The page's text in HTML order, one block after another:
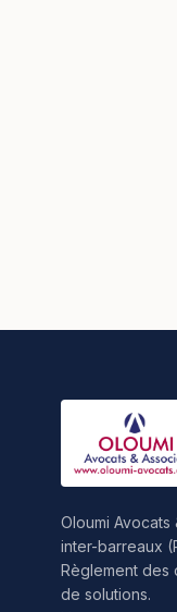
Oloumi Avocats
inter-barreaux
Règlement des
de solutions.